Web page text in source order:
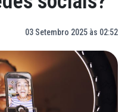
03 Setembro 2025 às 02:52